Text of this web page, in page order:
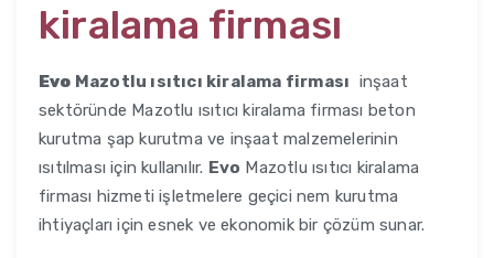
kiralama firması
Evo Mazotlu ısıtıcı kiralama firması inşaat
sektöründe Mazotlu ısıtıcı kiralama firması beton
kurutma şap kurutma ve inşaat malzemelerinin
ısıtılması için kullanılır. Evo Mazotlu ısıtıcı kiralama
firması hizmeti işletmelere geçici nem kurutma
ihtiyaçları için esnek ve ekonomik bir çözüm sunar.